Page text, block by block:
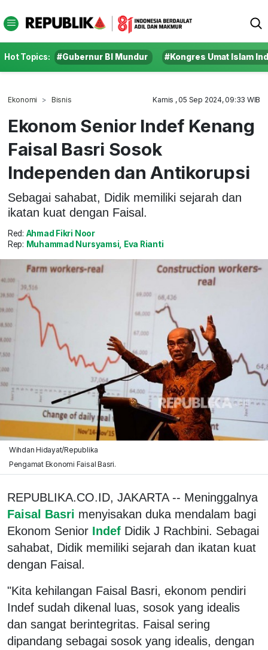
Hot Topics: #Gubernur BI Mundur #Kongres Umat Islam
Ekonomi Bisnis Kamis , 05 Sep 2024, 09:33 WIB
Ekonom Senior Indef Kenang
Faisal Basri Sosok
Independen dan Antikorupsi
Sebagai sahabat, Didik memiliki sejarah dan
ikatan kuat dengan Faisal.
Red: Ahmad Fikri Noor
Rep: Muhammad Nursyamsi, Eva Rianti
Wihdan Hidayat/Republika
Pengamat Ekonomi Faisal Basri.
REPUBLIKA.CO.ID, JAKARTA -- Meninggalnya
Faisal Basri menyisakan duka mendalam bagi
Ekonom Senior Indef Didik J Rachbini. Sebagai
sahabat, Didik memiliki sejarah dan ikatan kuat
dengan Faisal.
"Kita kehilangan Faisal Basri, ekonom pendiri
Indef sudah dikenal luas, sosok yang idealis
dan sangat berintegritas. Faisal sering
dipandang sebagai sosok yang idealis, dengan